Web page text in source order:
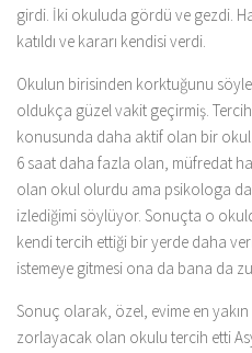
girdi. İki okuluda gördü ve gezdi.
katıldı ve kararı kendisi verdi.
Okulun birisinden korktuğunu
oldukça güzel vakit geçirmiş.
konusunda daha aktif olan bir
6 saat daha fazla olan, müfredat
olan okul olurdu ama psikologa
izlediğimi söylüyor. Sonuçta o
kendi tercih ettiği bir yerde daha
istemeye gitmesi ona da bana da
Sonuç olarak, özel, evime en
zorlayacak olan okulu tercih etti